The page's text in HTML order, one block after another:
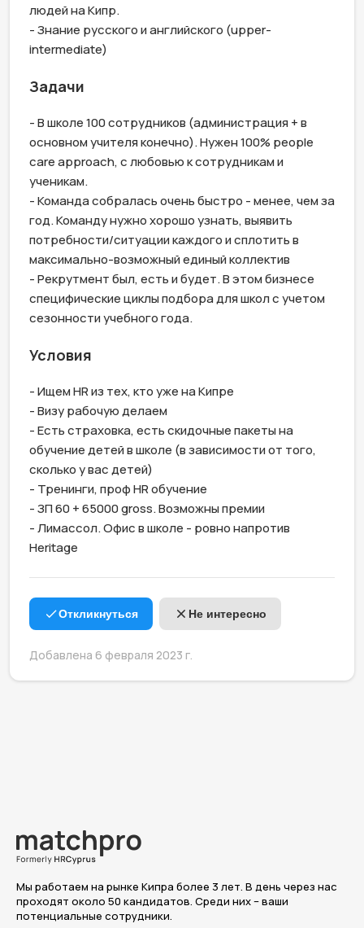
людей на Кипр.
- Знание русского и английского (upper-
intermediate)
Задачи
- В школе 100 сотрудников (администрация + в
основном учителя конечно). Нужен 100% people
care approach, с любовью к сотрудникам и
ученикам.
- Команда собралась очень быстро - менее, чем за
год. Команду нужно хорошо узнать, выявить
потребности/ситуации каждого и сплотить в
максимально-возможный единый коллектив
- Рекрутмент был, есть и будет. В этом бизнесе
специфические циклы подбора для школ с учетом
сезонности учебного года.
Условия
- Ищем HR из тех, кто уже на Кипре
- Визу рабочую делаем
- Есть страховка, есть скидочные пакеты на
обучение детей в школе (в зависимости от того,
сколько у вас детей)
- Тренинги, проф HR обучение
- ЗП 60 + 65000 gross. Возможны премии
- Лимассол. Офис в школе - ровно напротив
Heritage
Откликнуться Не интересно
Добавлена 6 февраля 2023 г.
Мы работаем на рынке Кипра более 3 лет. В день через нас
проходят около 50 кандидатов. Среди них – ваши
потенциальные сотрудники.